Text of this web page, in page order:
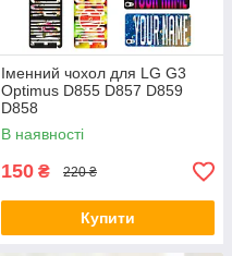
Іменний чохол для LG G3
Optimus D855 D857 D859
D858
В наявності
150 ₴ 220 ₴
Купити